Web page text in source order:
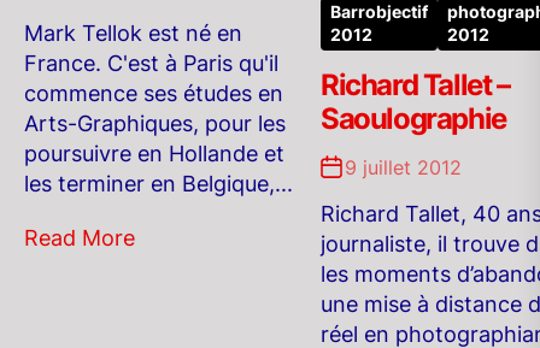
Mark Tellok est né en
France. C'est à Paris qu'il
commence ses études en
Arts-Graphiques, pour les
poursuivre en Hollande et
les terminer en Belgique,...
Read More
Barrobjectif
2012
2012
Richard Tallet –
Saoulographie
9 juillet 2012
Richard Tallet, 40
journaliste, il trouve
les moments
une mise à distance
réel en